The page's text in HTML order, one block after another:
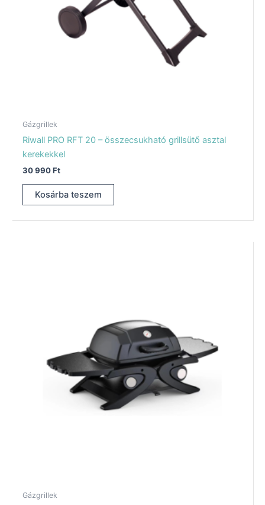
Gázgrillek
Riwall PRO RFT 20 – összecsukható grillsütő asztal
kerekekkel
30 990Ft
Kosárba teszem
Gázgrillek